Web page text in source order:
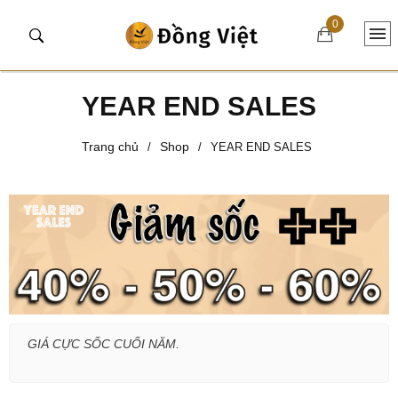
0
YEAR END SALES
Trang chủ / Shop / YEAR END SALES
GIÁ CỰC SỐC CUỐI NĂM.